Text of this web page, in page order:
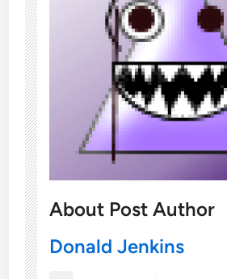
About Post Author
Donald Jenkins